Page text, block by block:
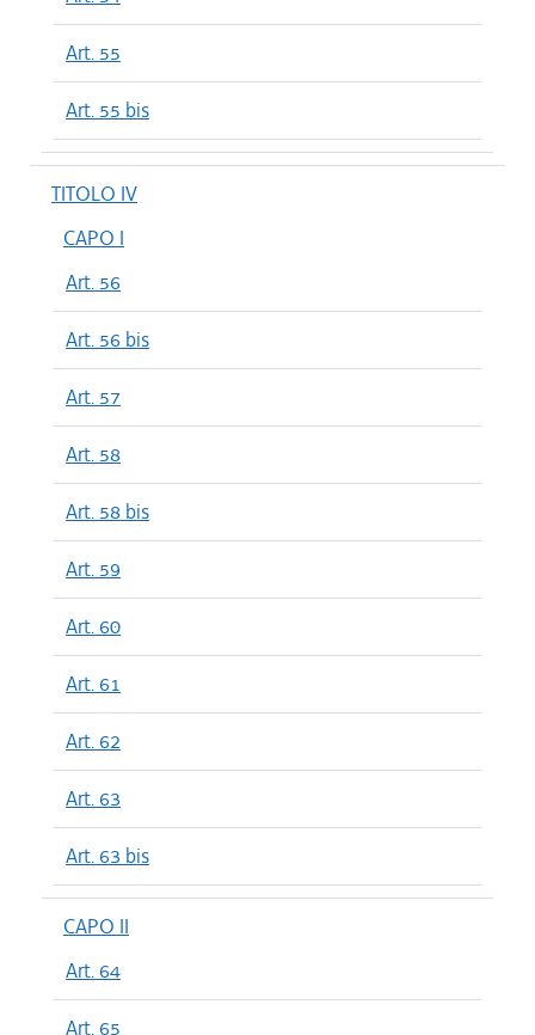
Art. 55
Art. 55 bis
TITOLO IV
CAPO I
Art. 56
Art. 56 bis
Art. 57
Art. 58
Art. 58 bis
Art. 59
Art. 60
Art. 61
Art. 62
Art. 63
Art. 63 bis
CAPO II
Art. 64
Art. 65